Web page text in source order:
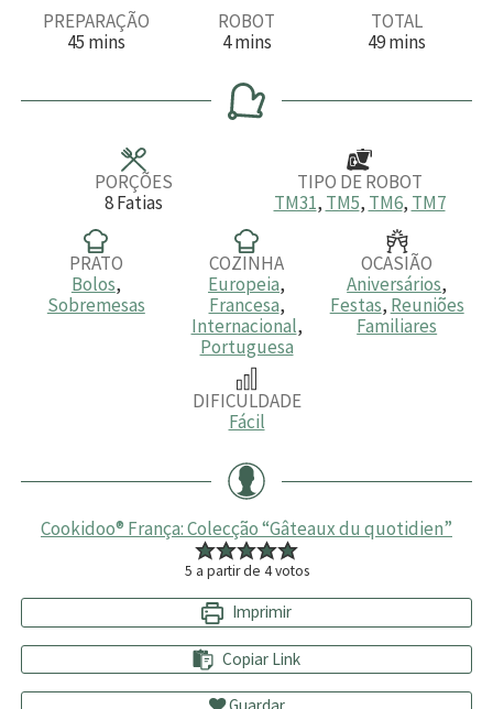
PREPARAÇÃO
45m
u
mins
ROBOT
4m
n
u
t
mins
TOTAL
49m
u
mins
PORÇÕES
8Fatias
TIPO DE ROBOT
TM31, TM5, TM6, TM7
PRATO
Bolos,
Sobremesas
COZINHA
Europeia,
Francesa,
Internacional,
Portuguesa
OCASIÃO
Aniversários,
Festas, Reuniões
Familiares
DIFICULDADE
Fácil
Cookidoo® França: Colecção “Gâteaux du quotidien”
5 a partir de 4votos
Imprimir
Copiar Link
Guardar